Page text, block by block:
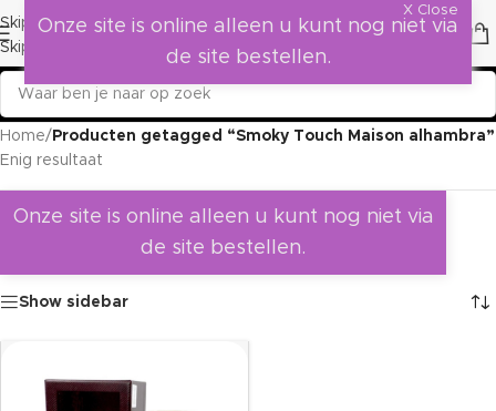
Skip to navigation
Skip to main content
Home/ Producten getagged “Smoky Touch Maison alhambra”
Enig resultaat
Onze site is online alleen u kunt nog niet via
de site bestellen.
Show sidebar
X Close
Onze site is online alleen u kunt nog niet via
de site bestellen.